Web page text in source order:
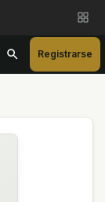
Registrarse